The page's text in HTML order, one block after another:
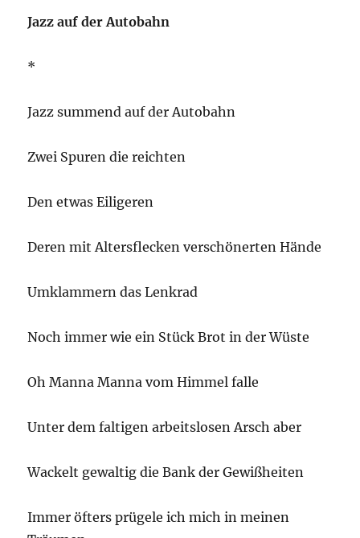
Jazz auf der Autobahn
*
Jazz summend auf der Autobahn
Zwei Spuren die reichten
Den etwas Eiligeren
Deren mit Altersflecken verschönerten Hände
Umklammern das Lenkrad
Noch immer wie ein Stück Brot in der Wüste
Oh Manna Manna vom Himmel falle
Unter dem faltigen arbeitslosen Arsch aber
Wackelt gewaltig die Bank der Gewißheiten
Immer öfters prügele ich mich in meinen